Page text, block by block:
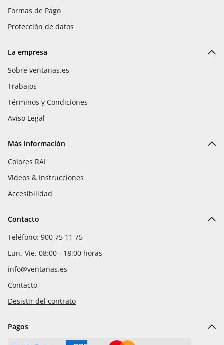
Formas de Pago
Protección de datos
La empresa
Sobre ventanas.es
Trabajos
Términos y Condiciones
Aviso Legal
Más información
Colores RAL
Vídeos & Instrucciones
Accesibilidad
Contacto
Teléfono: 900 75 11 75
Lun.-Vie. 08:00 - 18:00 horas
info@ventanas.es
Contacto
Desistir del contrato
Pagos